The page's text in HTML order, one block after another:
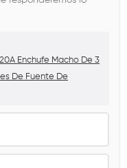
Enchufe Macho De 3
De Fuente De